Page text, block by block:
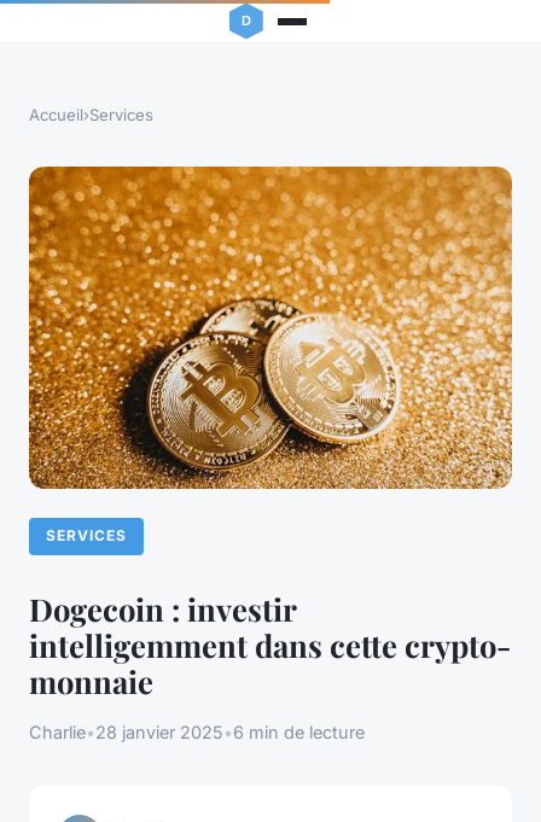
Accueil›Services
SERVICES
Dogecoin : investir
intelligemment dans cette crypto-
monnaie
Charlie•28 janvier 2025•6 min de lecture